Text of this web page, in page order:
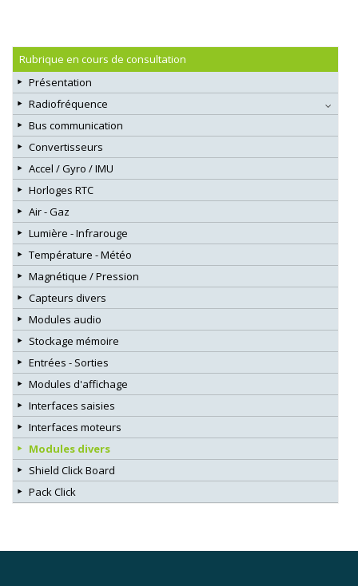
Rubrique en cours de consultation
Présentation
Radiofréquence
Bus communication
Convertisseurs
Accel / Gyro / IMU
Horloges RTC
Air - Gaz
Lumière - Infrarouge
Température - Météo
Magnétique / Pression
Capteurs divers
Modules audio
Stockage mémoire
Entrées - Sorties
Modules d'affichage
Interfaces saisies
Interfaces moteurs
Modules divers
Shield Click Board
Pack Click